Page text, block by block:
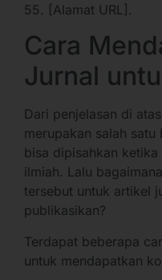
55. [Alamat URL].
Cara
Jurnal
Dari penjelasan di
merupakan salah
bisa dipisahkan
ilmiah. Lalu
tersebut untuk artikel
publikasikan?
Terdapat beberapa
untuk mendapatkan